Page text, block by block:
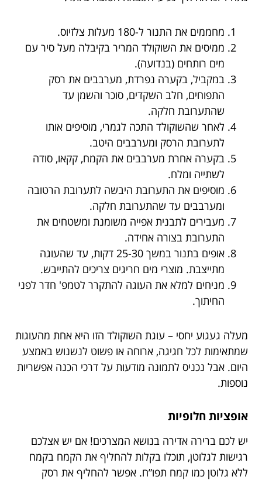
מחממים את התנור ל-180 מעלות צלזיוס.
ממיסים את השוקולד המריר בקיבלה מעל סיר עם
מים רותחים (בנדועה).
במקביל, בקערה נפרדת, מערבבים את רסק
התפוחים, חלב השקדים, סוכר והשמן עד
שהתערובת חלקה.
לאחר שהשוקולד התכה לגמרי, מוסיפים אותו
לתערובת הרסק ומערבבים היטב.
בקערה אחרת מערבבים את הקמח, קקאו, סודה
לשתייה ומלח.
מוסיפים את התערובת היבשה לתערובת הרטובה
ומערבבים עד שהתערובת חלקה.
מעבירים לתבנית אפייה משומנת ומשטחים את
התערובת בצורה אחידה.
אופים בתנור במשך 25-30 דקות, עד שהעוגה
מתייצבת. מוצרי מים חריגים צריכים להתייבש.
מניחים למלא את העוגה להתקרר לטמפ' חדר לפני
החיתוך.
מעלה געגוע יחסי – עוגת השוקולד הזו היא אחת מהעוגות
שמתאימות לכל חגיגה, ארוחה או פשוט לנשנוש באמצע
היום. אבל נכניס לתמונה מודעות על דרכי הכנה אפשריות
נוספות.
אופציות חלופיות
יש לכם ברירה אדירה בנושא המצרכים! אם יש אצלכם
רגישות לגלוטן, תוכלו בקלות להחליף את הקמח בקמח
ללא גלוטן כמו קמח תפו”ח. אפשר להחליף את רסק